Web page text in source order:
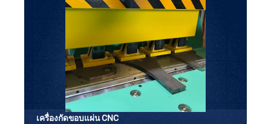
เครื่องกัดขอบแผ่น CNC